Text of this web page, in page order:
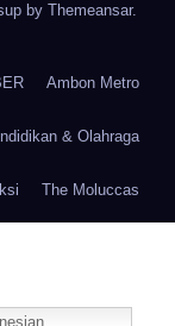
by Themeansar.
Ambon Metro
& Olahraga
The Moluccas